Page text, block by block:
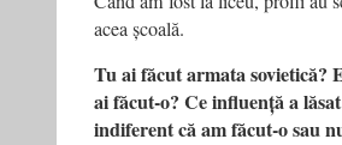
acea școală.
Tu ai făcut armata sovietică?
ai făcut‑o? Ce influență a
indiferent că am făcut‑o sau